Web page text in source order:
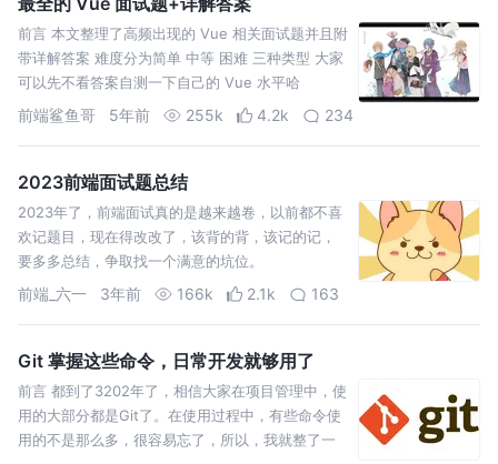
前言 本文整理了高频出现的 Vue 相关面试题并且附
带详解答案 难度分为简单 中等 困难 三种类型 大家
可以先不看答案自测一下自己的 Vue 水平哈
前端鲨鱼哥 5年前 255k 4.2k 234
2023前端面试题总结
2023年了，前端面试真的是越来越卷，以前都不喜
欢记题目，现在得改改了，该背的背，该记的记，
要多多总结，争取找一个满意的坑位。
前端_六一 3年前 166k 2.1k 163
Git 掌握这些命令，日常开发就够用了
前言 都到了3202年了，相信大家在项目管理中，使
用的大部分都是Git了。在使用过程中，有些命令使
用的不是那么多，很容易忘了，所以，我就整了一